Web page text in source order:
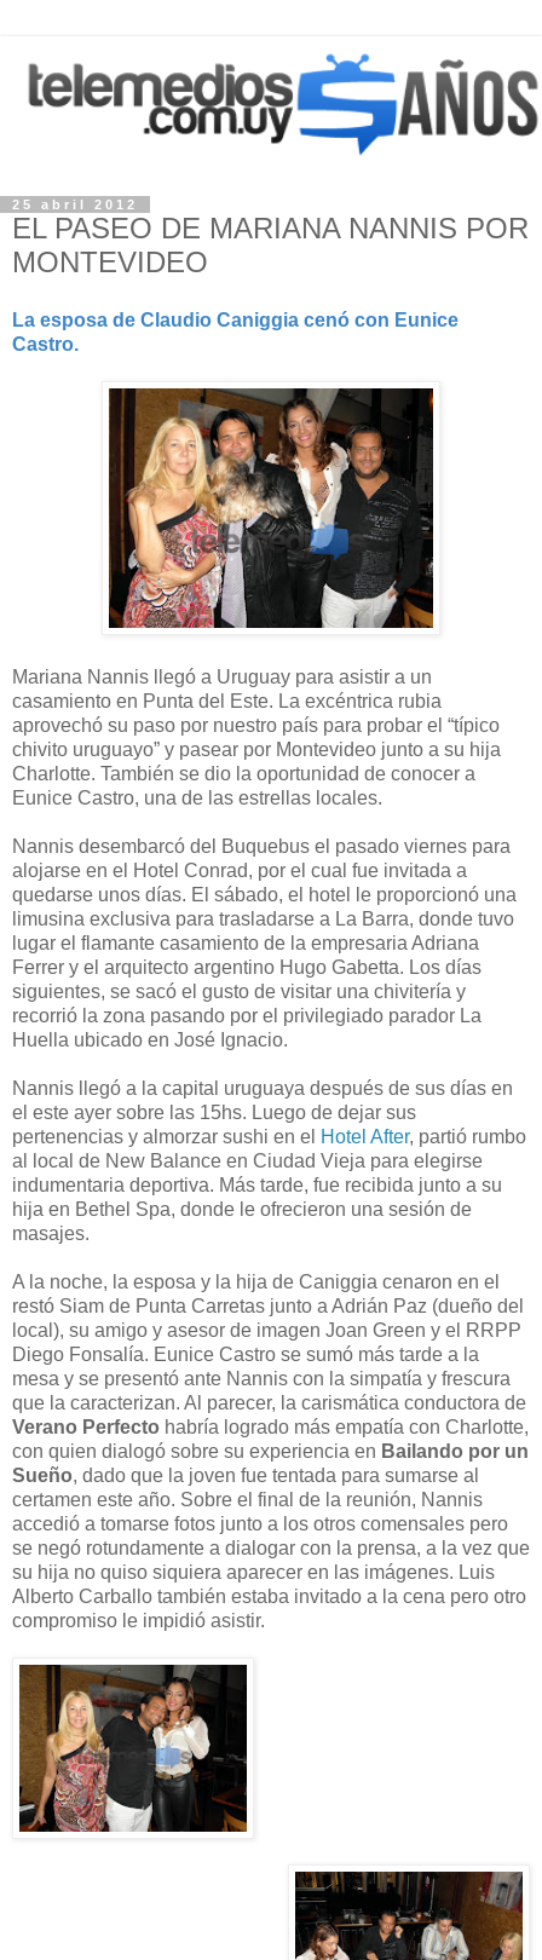
25 abril 2012
EL PASEO DE MARIANA NANNIS POR
MONTEVIDEO
La esposa de Claudio Caniggia cenó con Eunice
Castro.
Mariana Nannis llegó a Uruguay para asistir a un
casamiento en Punta del Este. La excéntrica rubia
aprovechó su paso por nuestro país para probar el “típico
chivito uruguayo” y pasear por Montevideo junto a su hija
Charlotte. También se dio la oportunidad de conocer a
Eunice Castro, una de las estrellas locales.
Nannis desembarcó del Buquebus el pasado viernes para
alojarse en el Hotel Conrad, por el cual fue invitada a
quedarse unos días. El sábado, el hotel le proporcionó una
limusina exclusiva para trasladarse a La Barra, donde tuvo
lugar el flamante casamiento de la empresaria Adriana
Ferrer y el arquitecto argentino Hugo Gabetta. Los días
siguientes, se sacó el gusto de visitar una chivitería y
recorrió la zona pasando por el privilegiado parador La
Huella ubicado en José Ignacio.
Nannis llegó a la capital uruguaya después de sus días en
el este ayer sobre las 15hs. Luego de dejar sus
pertenencias y almorzar sushi en el Hotel After, partió rumbo
al local de New Balance en Ciudad Vieja para elegirse
indumentaria deportiva. Más tarde, fue recibida junto a su
hija en Bethel Spa, donde le ofrecieron una sesión de
masajes.
A la noche, la esposa y la hija de Caniggia cenaron en el
restó Siam de Punta Carretas junto a Adrián Paz (dueño del
local), su amigo y asesor de imagen Joan Green y el RRPP
Diego Fonsalía. Eunice Castro se sumó más tarde a la
mesa y se presentó ante Nannis con la simpatía y frescura
que la caracterizan. Al parecer, la carismática conductora de
Verano Perfecto habría logrado más empatía con Charlotte,
con quien dialogó sobre su experiencia en Bailando por un
Sueño, dado que la joven fue tentada para sumarse al
certamen este año. Sobre el final de la reunión, Nannis
accedió a tomarse fotos junto a los otros comensales pero
se negó rotundamente a dialogar con la prensa, a la vez que
su hija no quiso siquiera aparecer en las imágenes. Luis
Alberto Carballo también estaba invitado a la cena pero otro
compromiso le impidió asistir.